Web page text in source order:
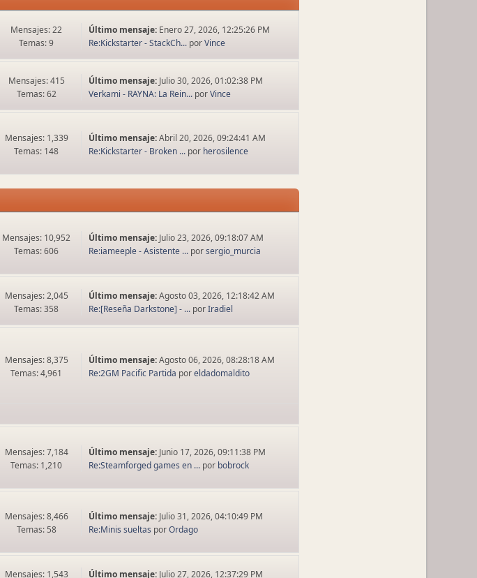
Mensajes: 22
Temas: 9
Último mensaje: Enero 27, 2026, 12:25:26 PM
Re:Kickstarter - StackCh... porVince
Mensajes: 415
Temas: 62
Último mensaje: Julio 30, 2026, 01:02:38 PM
Verkami - RAYNA: La Rein... porVince
Mensajes: 1,339
Temas: 148
Último mensaje:Abril 20, 2026, 09:24:41 AM
Re:Kickstarter - Broken ... por herosilence
Mensajes: 10,952
Temas: 606
Último mensaje: Julio 23, 2026, 09:18:07 AM
Re:iameeple - Asistente ... porsergio_murcia
Mensajes: 2,045
Temas: 358
Último mensaje:Agosto 03, 2026, 12:18:42 AM
Re:[Reseña Darkstone] - ... porIradiel
Mensajes: 8,375
Temas: 4,961
Último mensaje:Agosto 06, 2026, 08:28:18 AM
Re:2GM Pacific Partida poreldadomaldito
Mensajes: 7,184
Temas: 1,210
Último mensaje: Junio 17, 2026, 09:11:38 PM
Re:Steamforged games en ... por bobrock
Mensajes: 8,466
Temas: 58
Último mensaje: Julio 31, 2026, 04:10:49 PM
Re:Minis sueltas porOrdago
Mensajes: 1,543
Último mensaje: Julio 27, 2026, 12:37:29 PM